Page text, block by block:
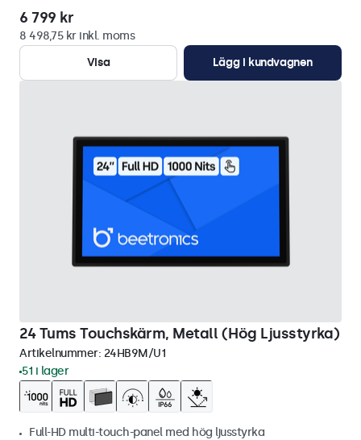
6 799 kr
8 498,75 kr inkl. moms
Visa
Lägg i kundvagnen
24 Tums Touchskärm, Metall (Hög Ljusstyrka)
Artikelnummer: 24HB9M/U1
51 i lager
Full-HD multi-touch-panel med hög ljusstyrka